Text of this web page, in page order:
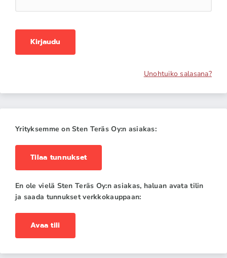
Kirjaudu
Unohtuiko salasana?
Yrityksemme on Sten Teräs Oy:n asiakas:
Tilaa tunnukset
En ole vielä Sten Teräs Oy:n asiakas, haluan avata tilin
ja saada tunnukset verkkokauppaan:
Avaa tili